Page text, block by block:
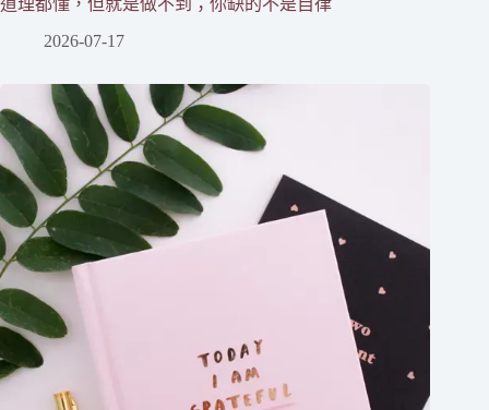
道理都懂，但就是做不到；你缺的不是自律
2026-07-17